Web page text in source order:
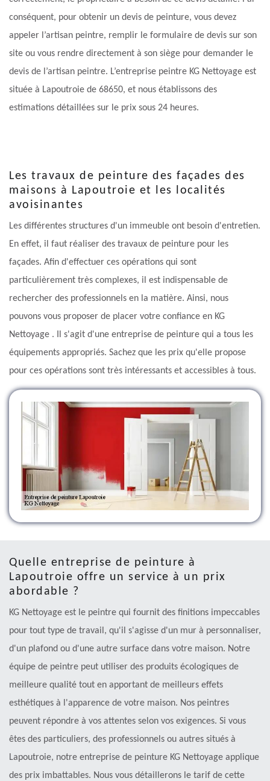
conséquent, pour obtenir un devis de peinture, vous devez
appeler l’artisan peintre, remplir le formulaire de devis sur son
site ou vous rendre directement à son siège pour demander le
devis de l’artisan peintre. L’entreprise peintre KG Nettoyage est
située à Lapoutroie de 68650, et nous établissons des
estimations détaillées sur le prix sous 24 heures.
Les travaux de peinture des façades des
maisons à Lapoutroie et les localités
avoisinantes
Les différentes structures d'un immeuble ont besoin d'entretien.
En effet, il faut réaliser des travaux de peinture pour les
façades. Afin d'effectuer ces opérations qui sont
particulièrement très complexes, il est indispensable de
rechercher des professionnels en la matière. Ainsi, nous
pouvons vous proposer de placer votre confiance en KG
Nettoyage . Il s'agit d'une entreprise de peinture qui a tous les
équipements appropriés. Sachez que les prix qu'elle propose
pour ces opérations sont très intéressants et accessibles à tous.
Quelle entreprise de peinture à
Lapoutroie offre un service à un prix
abordable ?
KG Nettoyage est le peintre qui fournit des finitions impeccables
pour tout type de travail, qu'il s'agisse d'un mur à personnaliser,
d'un plafond ou d'une autre surface dans votre maison. Notre
équipe de peintre peut utiliser des produits écologiques de
meilleure qualité tout en apportant de meilleurs effets
esthétiques à l'apparence de votre maison. Nos peintres
peuvent répondre à vos attentes selon vos exigences. Si vous
êtes des particuliers, des professionnels ou autres situés à
Lapoutroie, notre entreprise de peinture KG Nettoyage applique
des prix imbattables. Nous vous détaillerons le tarif de cette